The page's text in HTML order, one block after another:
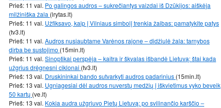
Prieš: 11 val. Po galingos audros – sukrečiantys vaizdai iš Dzūkijos: aiškėja
milžiniška žala (lrytas.lt)
Prieš: 11 val. Užfiksavo, kaip į Vilniaus simbolį trenkia žaibas: pamatykite patys
(tv3.lt)
Prieš: 11 val. Audros nusiaubtame Varėnos rajone – didžiulė žala: tarnybos
dirba be sustojimo (15min.lt)
Prieš: 11 val. Sinoptikai perspėja – kaitra ir škvalas išbandė Lietuvą: štai kada
užgrius drėgnesni ciklonai (tv3.lt)
Prieš: 13 val. Druskininkai bando sutvarkyti audros padarinius (15min.lt)
Prieš: 13 val. Ugniagesiai dėl audros nuverstų medžių į iškvietimus vyko beveik
50 kartų (ve.lt)
Prieš: 13 val. Kokia audra užgriuvo Pietų Lietuvą: po svilinančio karščio –